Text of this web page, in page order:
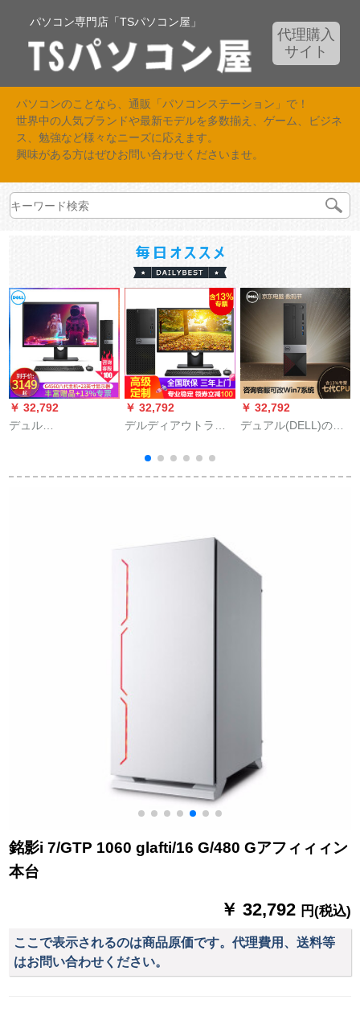
パソコン専門店「TSパソコン屋」
代理購入
サイト
パソコンのことなら、通販「パソコンステーション」で！
世界中の人気ブランドや最新モデルを多数揃え、ゲーム、ビジネ
ス、勉強など様々なニーズに応えます。
興味がある方はぜひお問い合わせくださいませ。
￥ 32,792
デュル
24レンデュサービア
￥ 32,792
デルディアウトライ
MT i 7世代6コア商用
図形描画デザライン3
デデデデデモモモモ
モモモデデデデデデ
デデモモモモモモモ
モモモモモモモモモ
モモモモモモモモモ
モモモモモモモモモ
モモモモモモモモモ
モモモモモモモモモ
モモモモモモモモモ
モモモモモモモモモ
モモモモモモモモモ
モモモモモモモモモ
モモモモモモモモモ
モルモデルモデルモ
￥ 32,792
デュアル(DELL)の成
ルミニ当局の财务开
銘影i 7/GTP 1060 glafti/16 G/480 Gアフィィィン
本台
￥ 32,792 円(税込)
ここで表示されるのは商品原価です。代理費用、送料等
はお問い合わせください。